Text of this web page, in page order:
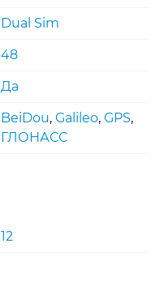
Dual Sim
48
Да
BeiDou, Galileo, GPS,
ГЛОНАСС
12